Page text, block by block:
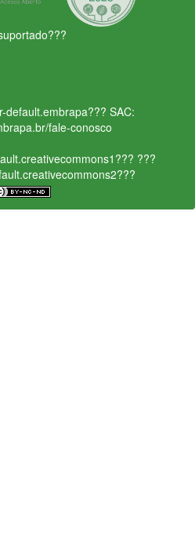
default.embrapa??? SAC:
fale-conosco
???